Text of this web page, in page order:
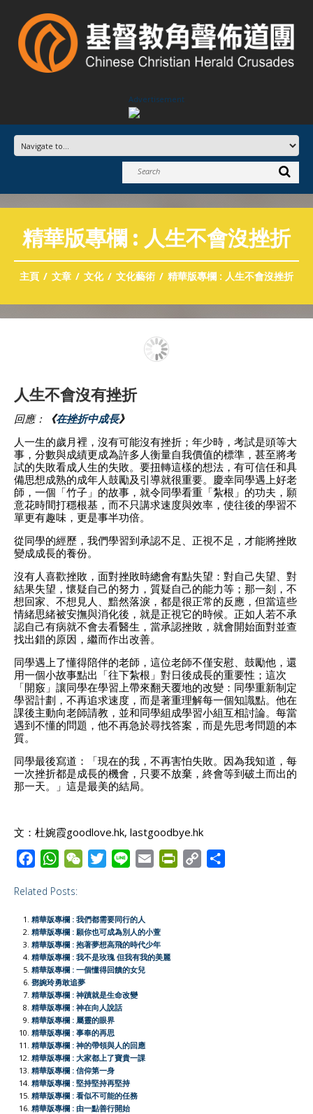
Advertisement
精華版專欄 : 人生不會沒挫折
主頁 文章 文化 文化藝術 精華版專欄 : 人生不會沒挫折
人生不會沒有挫折
回應： 《在挫折中成長》
人一生的歲月裡，沒有可能沒有挫折；年少時，考試是頭等大
事，分數與成績更成為許多人衡量自我價值的標準，甚至將考
試的失敗看成人生的失敗。要扭轉這樣的想法，有可信任和具
備思想成熟的成年人鼓勵及引導就很重要。慶幸同學遇上好老
師，一個「竹子」的故事，就令同學看重「紮根」的功夫，願
意花時間打穩根基，而不只講求速度與效率，使往後的學習不
單更有趣味，更是事半功倍。
從同學的經歷，我們學習到承認不足、正視不足，才能將挫敗
變成成長的養份。
沒有人喜歡挫敗，面對挫敗時總會有點失望：對自己失望、對
結果失望，懷疑自己的努力，質疑自己的能力等；那一刻，不
想回家、不想見人、黯然落淚，都是很正常的反應，但當這些
情緒思緒被安撫與消化後，就是正視它的時候。正如人若不承
認自己有病就不會去看醫生，當承認挫敗，就會開始面對並查
找出錯的原因，繼而作出改善。
同學遇上了懂得陪伴的老師，這位老師不僅安慰、鼓勵他，還
用一個小故事點出「往下紮根」對日後成長的重要性；這次
「開竅」讓同學在學習上帶來翻天覆地的改變：同學重新制定
學習計劃，不再追求速度，而是著重理解每一個知識點。他在
課後主動向老師請教，並和同學組成學習小組互相討論。每當
遇到不懂的問題，他不再急於尋找答案，而是先思考問題的本
質。
同學最後寫道：「現在的我，不再害怕失敗。因為我知道，每
一次挫折都是成長的機會，只要不放棄，終會等到破土而出的
那一天。」這是最美的結局。
文：杜婉霞goodlove.hk, lastgoodbye.hk
c
e
b
o
o
k
W
a
t
s
A
p
p
W
h
a
t
t
t
e
r
e
l
Related Posts:
精華版專欄 : 我們都需要同行的人
精華版專欄 : 願你也可成為別人的小萱
精華版專欄 : 抱著夢想高飛的時代少年
精華版專欄 : 我不是玫瑰 但我有我的美麗
精華版專欄 : 一個懂得回饋的女兒
鄧婉玲勇敢追夢
精華版專欄 : 神蹟就是生命改變
精華版專欄 : 神在向人說話
精華版專欄 : 屬靈的眼界
精華版專欄 : 事奉的再思
精華版專欄 : 神的帶領與人的回應
精華版專欄 : 大家都上了寶貴一課
精華版專欄 : 信仰第一身
精華版專欄 : 堅持堅持再堅持
精華版專欄 : 看似不可能的任務
精華版專欄 : 由一點善行開始